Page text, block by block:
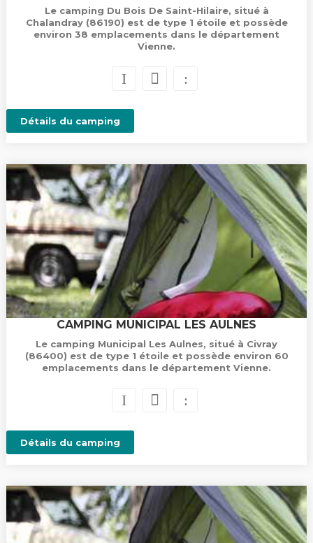
Le camping Du Bois De Saint-Hilaire, situé à
Chalandray (86190) est de type 1 étoile et possède
environ 38 emplacements dans le département
Vienne.
Détails du camping
CAMPING MUNICIPAL LES AULNES
Le camping Municipal Les Aulnes, situé à Civray
(86400) est de type 1 étoile et possède environ 60
emplacements dans le département Vienne.
Détails du camping